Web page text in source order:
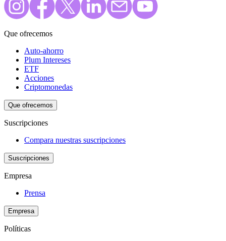
Que ofrecemos
Auto-ahorro
Plum Intereses
ETF
Acciones
Criptomonedas
Que ofrecemos
Suscripciones
Compara nuestras suscripciones
Suscripciones
Empresa
Prensa
Empresa
Políticas